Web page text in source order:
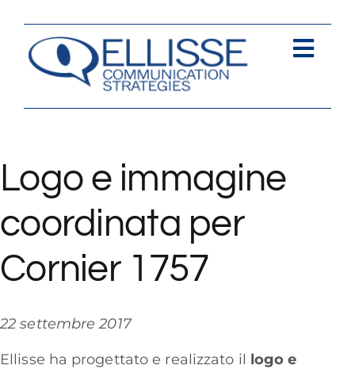
contenuto
Logo e immagine
coordinata per
Cornier 1757
22 settembre 2017
Ellisse ha progettato e realizzato il logo e